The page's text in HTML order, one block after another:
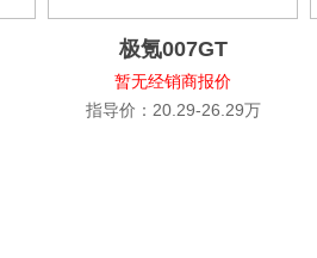
极氪007GT
暂无经销商报价
指导价：20.29-26.29万